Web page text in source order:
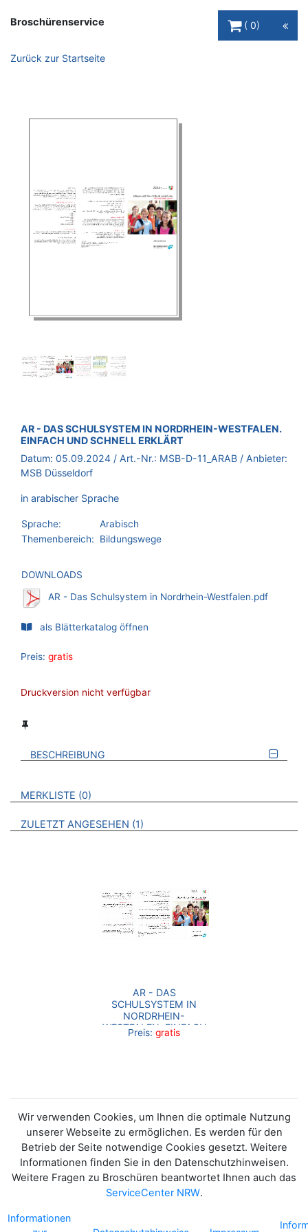
Broschürenservice
0
Zurück zur Startseite
BROSCHÜRE:
AR - DAS SCHULSYSTEM IN NORDRHEIN-WESTFALEN.
EINFACH UND SCHNELL ERKLÄRT
Datum: 05.09.2024 / Art.-Nr.: MSB-D-11_ARAB / Anbieter:
MSB Düsseldorf
in arabischer Sprache
Sprache:
Arabisch
Themenbereich:
Bildungswege
DOWNLOADS
AR - Das Schulsystem in Nordrhein-Westfalen.pdf
als Blätterkatalog öffnen
Preis: gratis
Druckversion nicht verfügbar
BESCHREIBUNG
VERWEISE AUF VERMERKTE- ODER ZULETZT ANGESEHENE
MERKLISTE 0 BROSCHÜREN
ZULETZT ANGESEHEN 1 BROSCHÜREN
AR - DAS
SCHULSYSTEM IN
NORDRHEIN-
WESTFALEN. EINFACH
UND SCHNELL
Preis: gratis
Wir verwenden Cookies, um Ihnen die optimale Nutzung
unserer Webseite zu ermöglichen. Es werden für den
Betrieb der Seite notwendige Cookies gesetzt. Weitere
Informationen finden Sie in den Datenschutzhinweisen.
Weitere Fragen zu Broschüren beantwortet Ihnen auch das
ServiceCenter NRW.
Informationen